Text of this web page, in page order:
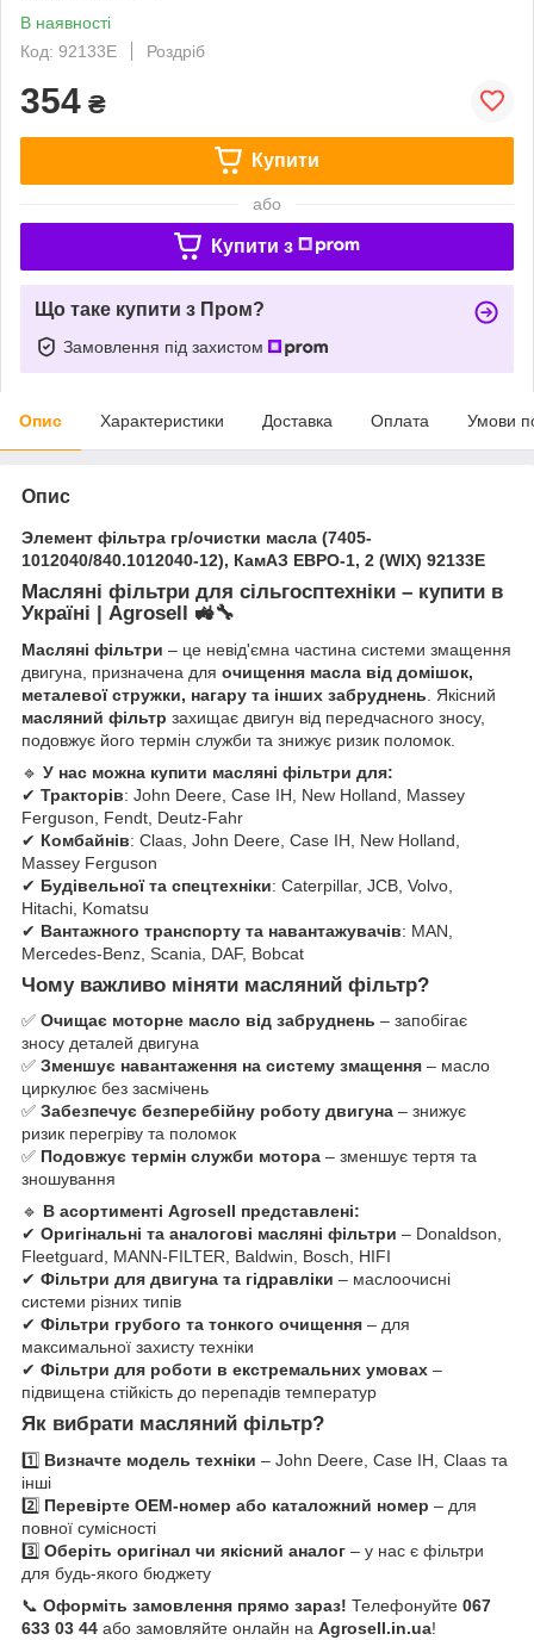
В наявності
Код: 92133E
Роздріб
354 ₴
Купити
або
Купити з
Що таке купити з Пром?
Замовлення під захистом
Опис Характеристики Доставка Оплата Умови
Опис
Элемент фільтра гр/очистки масла (7405-
1012040/840.1012040-12), КамАЗ ЕВРО-1, 2 (WIX) 92133E
Масляні фільтри для сільгосптехніки – купити в
Україні | Agrosell 🚜🔧
Масляні фільтри – це невід'ємна частина системи змащення
двигуна, призначена для очищення масла від домішок,
металевої стружки, нагару та інших забруднень . Якісний
масляний фільтр захищає двигун від передчасного зносу,
подовжує його термін служби та знижує ризик поломок.
🔹 У нас можна купити масляні фільтри для:
✔ Тракторів: John Deere, Case IH, New Holland, Massey
Ferguson, Fendt, Deutz-Fahr
✔ Комбайнів: Claas, John Deere, Case IH, New Holland,
Massey Ferguson
✔ Будівельної та спецтехніки: Caterpillar, JCB, Volvo,
Hitachi, Komatsu
✔ Вантажного транспорту та навантажувачів: MAN,
Mercedes-Benz, Scania, DAF, Bobcat
Чому важливо міняти масляний фільтр?
✅ Очищає моторне масло від забруднень – запобігає
зносу деталей двигуна
✅ Зменшує навантаження на систему змащення – масло
циркулює без засмічень
✅ Забезпечує безперебійну роботу двигуна – знижує
ризик перегріву та поломок
✅ Подовжує термін служби мотора – зменшує тертя та
зношування
🔹 В асортименті Agrosell представлені:
✔ Оригінальні та аналогові масляні фільтри – Donaldson,
Fleetguard, MANN-FILTER, Baldwin, Bosch, HIFI
✔ Фільтри для двигуна та гідравліки – маслоочисні
системи різних типів
✔ Фільтри грубого та тонкого очищення – для
максимальної захисту техніки
✔ Фільтри для роботи в екстремальних умовах –
підвищена стійкість до перепадів температур
Як вибрати масляний фільтр?
1️⃣ Визначте модель техніки – John Deere, Case IH, Claas та
інші
2️⃣ Перевірте OEM-номер або каталожний номер – для
повної сумісності
3️⃣ Оберіть оригінал чи якісний аналог – у нас є фільтри
для будь-якого бюджету
📞 Оформіть замовлення прямо зараз! Телефонуйте 067
633 03 44 або замовляйте онлайн на Agrosell.in.ua!